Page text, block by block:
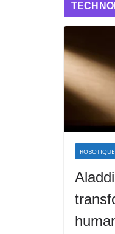
ROBOTIQUE